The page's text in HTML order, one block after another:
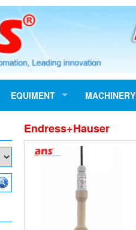
EQUIMENT MACHINERY
Endress+Hauser